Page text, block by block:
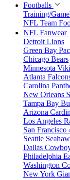
Footballs
Training/
NFL Team
NFL Fanwear
Detroit Lions
Green Bay
Chicago Bears
Minnesota
Atlanta
Carolina
New Orleans
Tampa Bay
Arizona
Los Angeles
San Francisco
Seattle
Dallas
Philadelphia
Washington
New York